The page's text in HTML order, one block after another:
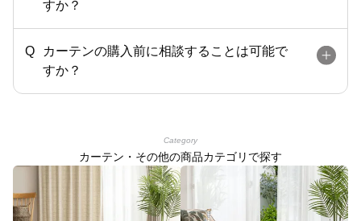
すか？
カーテンの購入前に相談することは可能で
すか？
Category
カーテン・その他の商品カテゴリで探す